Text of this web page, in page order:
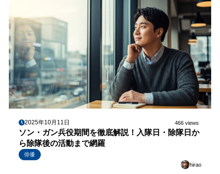
2025年10月11日 466 views
ソン・ガン兵役期間を徹底解説！入隊日・除隊日か
ら除隊後の活動まで網羅
俳優
hirao